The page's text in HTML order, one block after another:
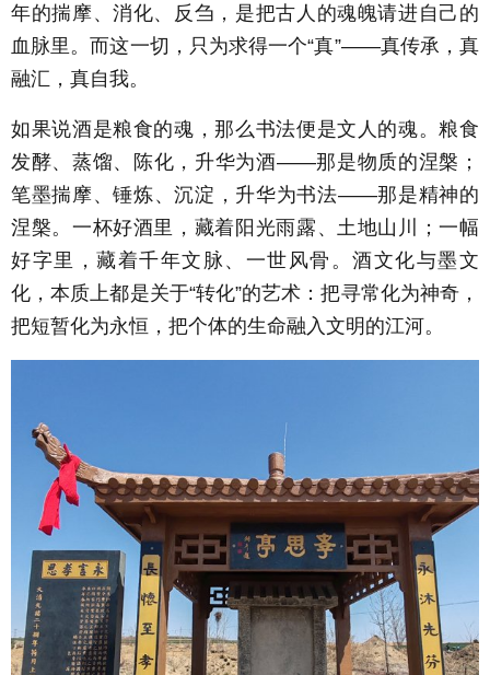
年的揣摩、消化、反刍，是把古人的魂魄请进自己的
血脉里。而这一切，只为求得一个“真”——真传承，真
融汇，真自我。
如果说酒是粮食的魂，那么书法便是文人的魂。粮食
发酵、蒸馏、陈化，升华为酒——那是物质的涅槃；
笔墨揣摩、锤炼、沉淀，升华为书法——那是精神的
涅槃。一杯好酒里，藏着阳光雨露、土地山川；一幅
好字里，藏着千年文脉、一世风骨。酒文化与墨文
化，本质上都是关于“转化”的艺术：把寻常化为神奇，
把短暂化为永恒，把个体的生命融入文明的江河。